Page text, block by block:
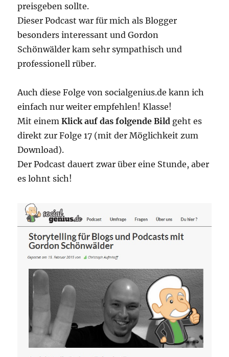
preisgeben sollte.
Dieser Podcast war für mich als Blogger
besonders interessant und Gordon
Schönwälder kam sehr sympathisch und
professionell rüber.
Auch diese Folge von socialgenius.de kann ich
einfach nur weiter empfehlen! Klasse!
Mit einemKlick auf das folgende Bild geht es
direkt zur Folge 17 (mit der Möglichkeit zum
Download).
Der Podcast dauert zwar über eine Stunde, aber
es lohnt sich!